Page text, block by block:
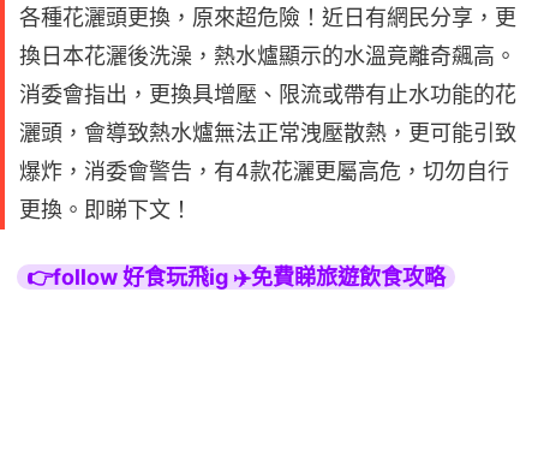
各種花灑頭更換，原來超危險！近日有網民分享，更
換日本花灑後洗澡，熱水爐顯示的水溫竟離奇飆高。
消委會指出，更換具增壓、限流或帶有止水功能的花
灑頭，會導致熱水爐無法正常洩壓散熱，更可能引致
爆炸，消委會警告，有4款花灑更屬高危，切勿自行
更換。即睇下文！
👉follow 好食玩飛ig ✈️免費睇旅遊飲食攻略